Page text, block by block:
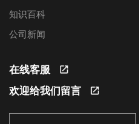
知识百科
公司新闻
在线客服
欢迎给我们留言